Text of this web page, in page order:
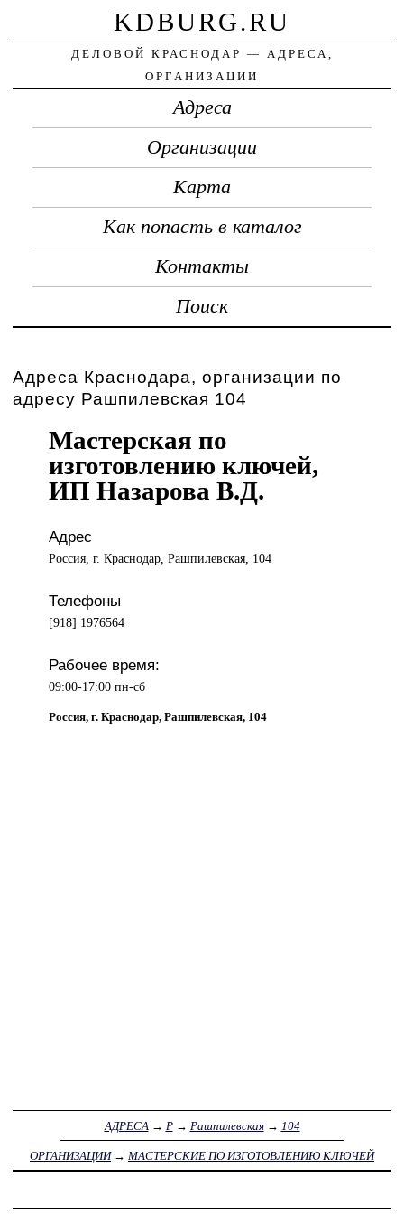
KDBURG.RU
ДЕЛОВОЙ КРАСНОДАР — АДРЕСА,
ОРГАНИЗАЦИИ
Адреса
Организации
Карта
Как попасть в каталог
Контакты
Поиск
Адреса Краснодара, организации по
адресу Рашпилевская 104
Мастерская по
изготовлению ключей,
ИП Назарова В.Д.
Адрес
Россия, г. Краснодар, Рашпилевская, 104
Телефоны
[918] 1976564
Рабочее время:
09:00-17:00 пн-сб
Россия, г. Краснодар, Рашпилевская, 104
АДРЕСА → Р→ Рашпилевская→ 104
ОРГАНИЗАЦИИ→ МАСТЕРСКИЕ ПО ИЗГОТОВЛЕНИЮ КЛЮЧЕЙ